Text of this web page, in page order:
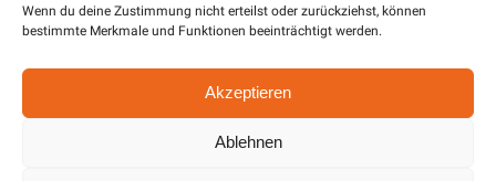
Wenn du deine Zustimmung nicht erteilst oder zurückziehst, können
bestimmte Merkmale und Funktionen beeinträchtigt werden.
Akzeptieren
Ablehnen
Alarm & SmartHome
Unternehmen
Cookie-Richtlinie (EU)